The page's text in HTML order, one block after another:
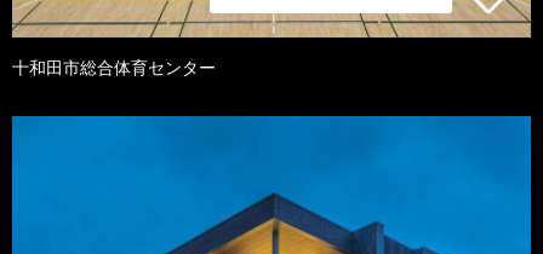
十和田市総合体育センター